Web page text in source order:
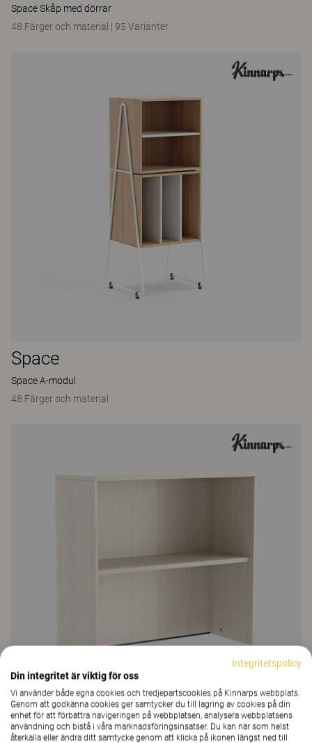
Space Skåp med dörrar
48 Färger och material | 95 Varianter
Space
Space A-modul
48 Färger och material
Space
Integritetspolicy
Din integritet är viktig för oss
Vi använder både egna cookies och tredjepartscookies på Kinnarps webbplats.
Genom att godkänna cookies ger samtycker du till lagring av cookies på din
enhet för att förbättra navigeringen på webbplatsen, analysera webbplatsens
användning och bistå i våra marknadsföringsinsatser. Du kan när som helst
återkalla eller ändra ditt samtycke genom att klicka på ikonen längst ned till